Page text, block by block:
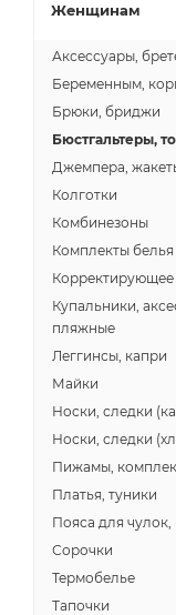
Женщинам
Аксессуары,
Беременным,
Брюки, бриджи
Бюстгальтеры,
Джемпера,
Колготки
Комбинезоны
Комплекты белья
Корректирующее
Купальники,
пляжные
Леггинсы, капри
Майки
Носки, следки
Носки, следки
Пижамы,
Платья, туники
Пояса для чулок,
Сорочки
Термобелье
Тапочки